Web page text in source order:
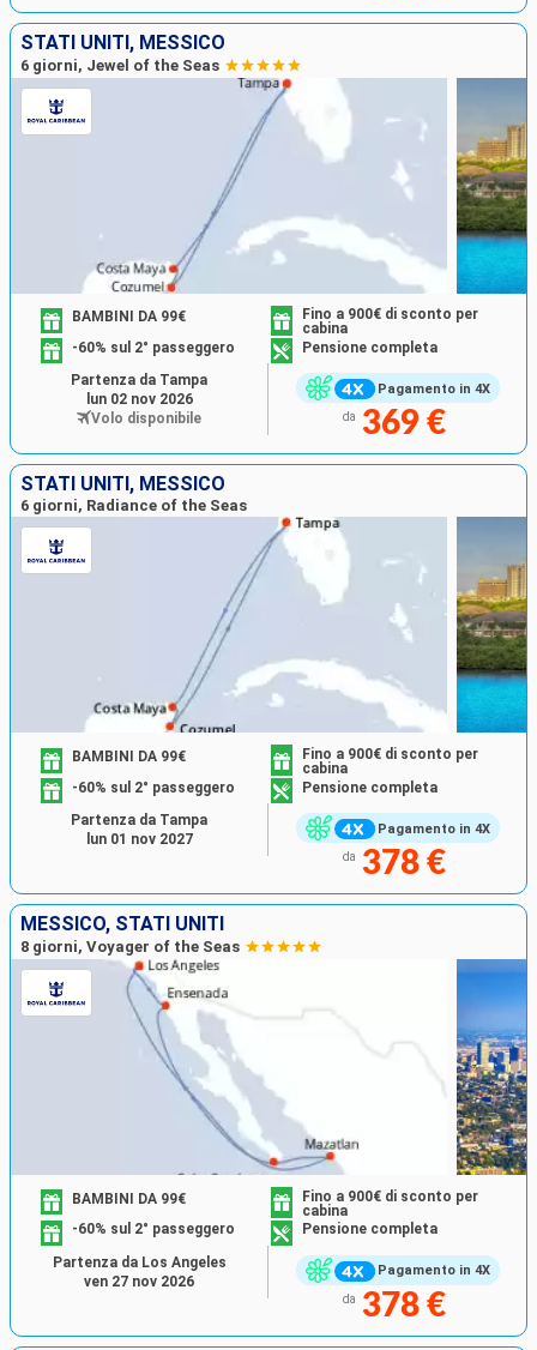
STATI UNITI, MESSICO
6 giorni, Jewel of the Seas
Pagamento in 4X
BAMBINI DA 99€
Fino a 900€ di sconto per
cabina
-60% sul 2° passeggero
Pensione completa
da 369 €
Partenza da Tampa
lun 02 nov 2026
Volo disponibile
STATI UNITI, MESSICO
6 giorni, Radiance of the Seas
Pagamento in 4X
BAMBINI DA 99€
Fino a 900€ di sconto per
cabina
-60% sul 2° passeggero
Pensione completa
da 378 €
Partenza da Tampa
lun 01 nov 2027
MESSICO, STATI UNITI
8 giorni, Voyager of the Seas
Pagamento in 4X
BAMBINI DA 99€
Fino a 900€ di sconto per
cabina
-60% sul 2° passeggero
Pensione completa
da 378 €
Partenza da Los Angeles
ven 27 nov 2026